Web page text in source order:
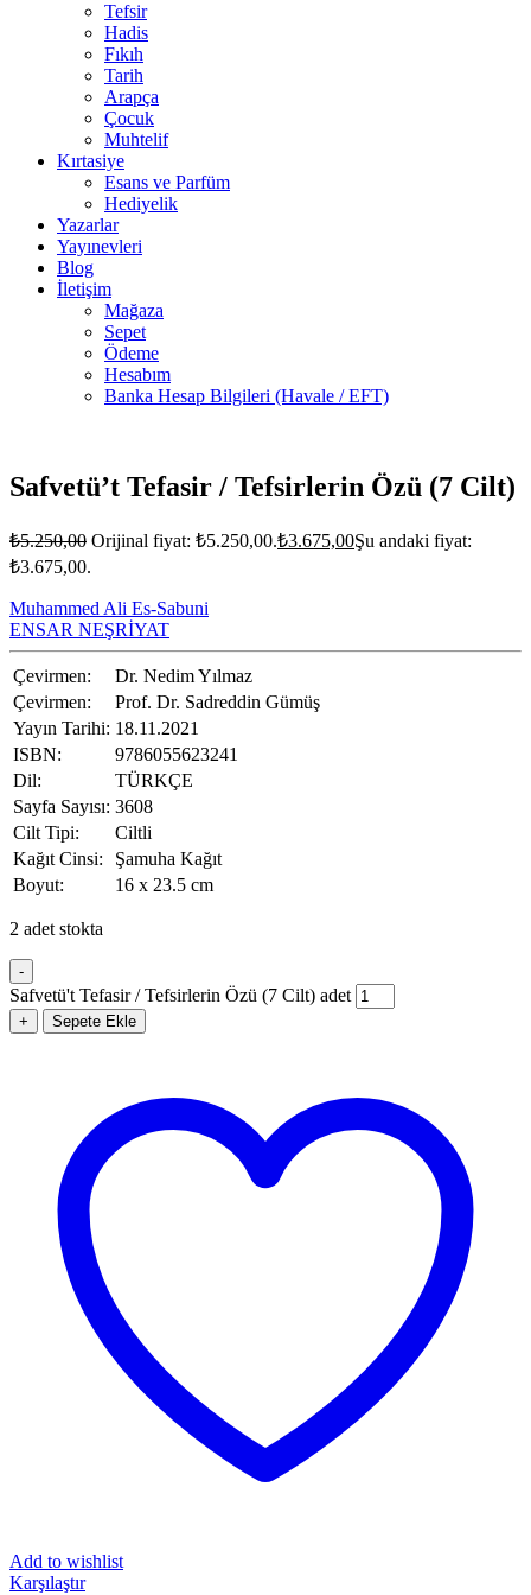
Tefsir
Hadis
Fıkıh
Tarih
Arapça
Çocuk
Muhtelif
Kırtasiye
Esans ve Parfüm
Hediyelik
Yazarlar
Yayınevleri
Blog
İletişim
Mağaza
Sepet
Ödeme
Hesabım
Banka Hesap Bilgileri (Havale / EFT)
Safvetü’t Tefasir / Tefsirlerin Özü (7 Cilt)
₺5.250,00 Orijinal fiyat: ₺5.250,00.₺3.675,00Şu andaki fiyat:
₺3.675,00.
Muhammed Ali Es-Sabuni
ENSAR NEŞRİYAT
Çevirmen:
Dr. Nedim Yılmaz
Çevirmen:
Prof. Dr. Sadreddin Gümüş
Yayın Tarihi: 18.11.2021
ISBN:
9786055623241
Dil:
TÜRKÇE
Sayfa Sayısı: 3608
Cilt Tipi:
Ciltli
Kağıt Cinsi:
Şamuha Kağıt
Boyut:
16 x 23.5 cm
2 adet stokta
-
Safvetü't Tefasir / Tefsirlerin Özü (7 Cilt) adet
+ Sepete Ekle
Add to wishlist
Karşılaştır